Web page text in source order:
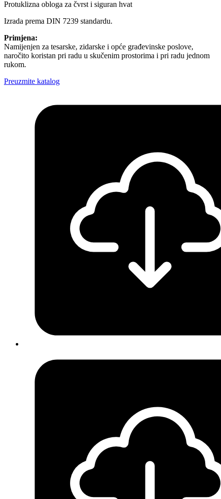
Protuklizna obloga za čvrst i siguran hvat
Izrada prema DIN 7239 standardu.
Primjena:
Namijenjen za tesarske, zidarske i opće građevinske poslove,
naročito koristan pri radu u skučenim prostorima i pri radu jednom
rukom.
Preuzmite katalog